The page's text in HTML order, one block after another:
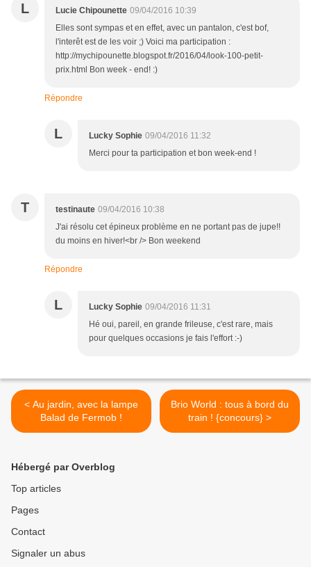
L Lucie Chipounette 09/04/2016 10:39
Elles sont sympas et en effet, avec un pantalon, c'est bof,
l'interêt est de les voir ;) Voici ma participation :
http://mychipounette.blogspot.fr/2016/04/look-100-petit-
prix.html Bon week - end! :)
Répondre
L Lucky Sophie 09/04/2016 11:32
Merci pour ta participation et bon week-end !
T testinaute 09/04/2016 10:38
J'ai résolu cet épineux problème en ne portant pas de jupe!!
du moins en hiver!<br /> Bon weekend
Répondre
L Lucky Sophie 09/04/2016 11:31
Hé oui, pareil, en grande frileuse, c'est rare, mais
pour quelques occasions je fais l'effort :-)
< Au jardin, avec la lampe
Balad de Fermob !
Brio World : tous à bord du
train ! {concours} >
Hébergé par Overblog
Top articles
Pages
Contact
Signaler un abus